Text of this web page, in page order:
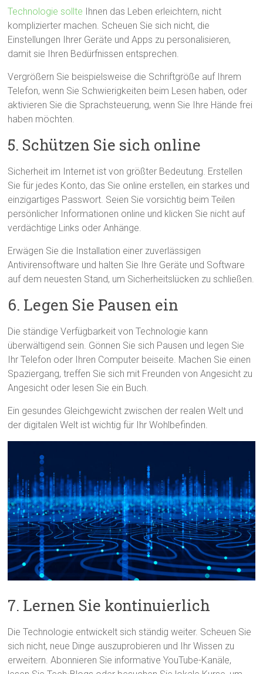
Technologie sollte Ihnen das Leben erleichtern, nicht
komplizierter machen. Scheuen Sie sich nicht, die
Einstellungen Ihrer Geräte und Apps zu personalisieren,
damit sie Ihren Bedürfnissen entsprechen.
Vergrößern Sie beispielsweise die Schriftgröße auf Ihrem
Telefon, wenn Sie Schwierigkeiten beim Lesen haben, oder
aktivieren Sie die Sprachsteuerung, wenn Sie Ihre Hände frei
haben möchten.
5. Schützen Sie sich online
Sicherheit im Internet ist von größter Bedeutung. Erstellen
Sie für jedes Konto, das Sie online erstellen, ein starkes und
einzigartiges Passwort. Seien Sie vorsichtig beim Teilen
persönlicher Informationen online und klicken Sie nicht auf
verdächtige Links oder Anhänge.
Erwägen Sie die Installation einer zuverlässigen
Antivirensoftware und halten Sie Ihre Geräte und Software
auf dem neuesten Stand, um Sicherheitslücken zu schließen.
6. Legen Sie Pausen ein
Die ständige Verfügbarkeit von Technologie kann
überwältigend sein. Gönnen Sie sich Pausen und legen Sie
Ihr Telefon oder Ihren Computer beiseite. Machen Sie einen
Spaziergang, treffen Sie sich mit Freunden von Angesicht zu
Angesicht oder lesen Sie ein Buch.
Ein gesundes Gleichgewicht zwischen der realen Welt und
der digitalen Welt ist wichtig für Ihr Wohlbefinden.
7. Lernen Sie kontinuierlich
Die Technologie entwickelt sich ständig weiter. Scheuen Sie
sich nicht, neue Dinge auszuprobieren und Ihr Wissen zu
erweitern. Abonnieren Sie informative YouTube-Kanäle,